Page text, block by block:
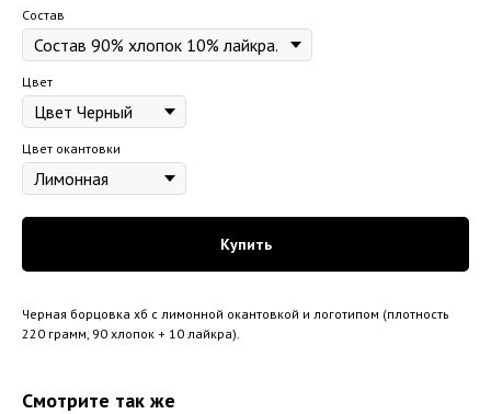
Состав
Цвет
Цвет окантовки
Купить
Черная борцовка хб с лимонной окантовкой и логотипом (плотность
220 грамм, 90 хлопок + 10 лайкра).
Смотрите так же